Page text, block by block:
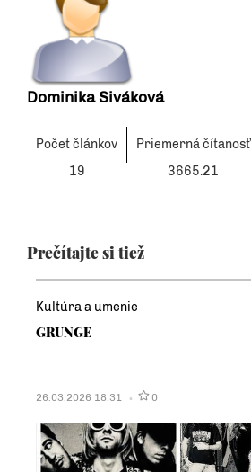
Dominika Siváková
Počet článkov
Priemerná čítanosť
19
3665.21
Prečítajte si tiež
Kultúra a umenie
GRUNGE
26.03.2026 18:31 0